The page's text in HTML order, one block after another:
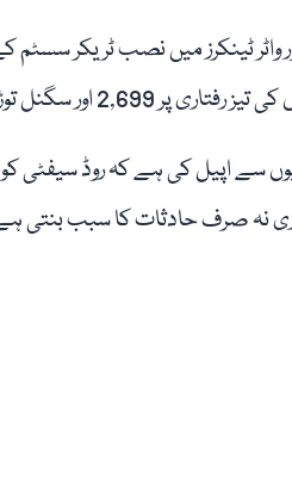
توڑنے پر 3,102 چالان کیے گئے۔
سے اپیل کی ہے کہ روڈ سیفٹی کو
نہ صرف حادثات کا سبب بنتی